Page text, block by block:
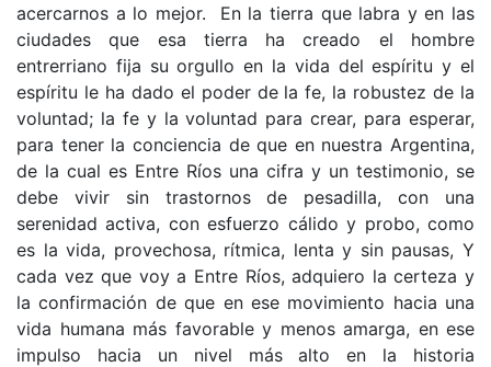
acercarnos a lo mejor. En la tierra que labra y en las
ciudades que esa tierra ha creado el hombre
entrerriano fija su orgullo en la vida del espíritu y el
espíritu le ha dado el poder de la fe, la robustez de la
voluntad; la fe y la voluntad para crear, para esperar,
para tener la conciencia de que en nuestra Argentina,
de la cual es Entre Ríos una cifra y un testimo­nio, se
debe vivir sin trastornos de pesadilla, con una
serenidad activa, con esfuerzo cálido y probo, como
es la vida, provechosa, rítmica, lenta y sin pausas, Y
cada vez que voy a Entre Ríos, adquie­ro la certeza y
la confirmación de que en ese mo­vimiento hacia una
vida humana más favorable y menos amarga, en ese
impulso hacia un nivel más alto en la historia